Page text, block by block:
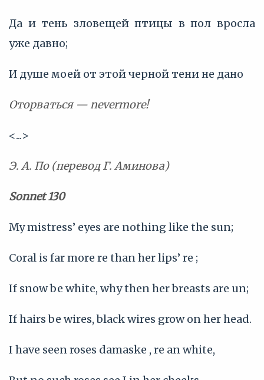
Да и тень зловещей птицы в пол вросла
уже давно;
И душе моей от этой черной тени не дано
Оторваться — nevermore!
<...>
Э. А. По (перевод Г. Аминова)
Sonnet 130
My mistress’ eyes are nothing like the sun;
Coral is far more re than her lips’ re ;
If snow be white, why then her breasts are un;
If hairs be wires, black wires grow on her head.
I have seen roses damaske , re an white,